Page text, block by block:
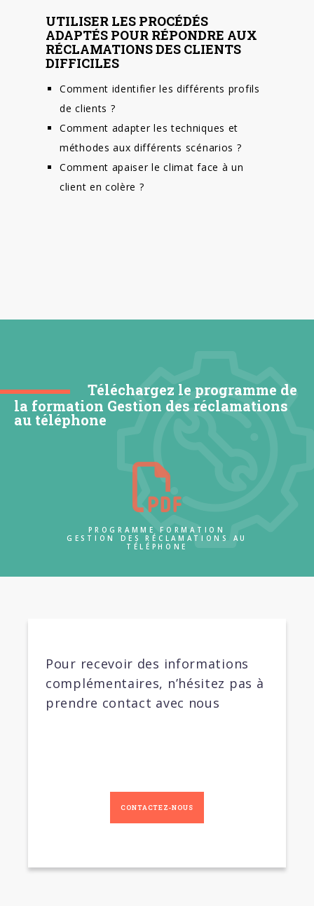
UTILISER LES PROCÉDÉS
ADAPTÉS POUR RÉPONDRE AUX
RÉCLAMATIONS DES CLIENTS
DIFFICILES
Comment identifier les différents profils
de clients ?
Comment adapter les techniques et
méthodes aux différents scénarios ?
Comment apaiser le climat face à un
client en colère ?
Téléchargez le programme de
la formation Gestion des réclamations
au téléphone
PROGRAMME FORMATION
GESTION DES RÉCLAMATIONS AU
TÉLÉPHONE
Pour recevoir des informations
complémentaires, n’hésitez pas à
prendre contact avec nous
CONTACTEZ-NOUS